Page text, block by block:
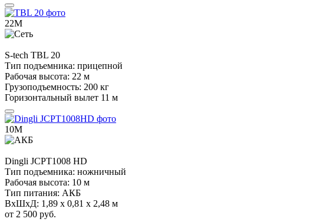
22М
S-tech TBL 20
Тип подъемника: прицепной
Рабочая высота: 22 м
Грузоподъемность: 200 кг
Горизонтальный вылет 11 м
10М
Dingli JCPT1008 HD
Тип подъемника: ножничный
Рабочая высота: 10 м
Тип питания: АКБ
ВхШхД: 1,89 х 0,81 х 2,48 м
от 2 500 руб.